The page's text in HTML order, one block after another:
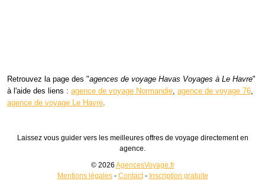
Retrouvez la page des "agences de voyage Havas Voyages à Le Havre"
à l'aide des liens : agence de voyage Normandie, agence de voyage 76,
agence de voyage Le Havre.
Laissez vous guider vers les meilleures offres de voyage directement en
agence.
© 2026 AgencesVoyage.fr
Mentions légales- Contact- Inscription gratuite